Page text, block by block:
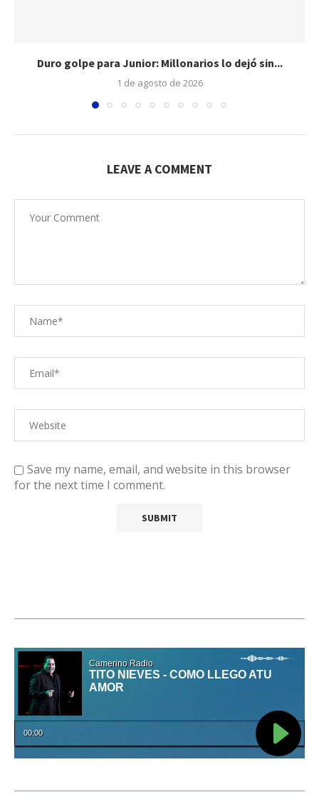
Duro golpe para Junior: Millonarios lo dejó sin...
1 de agosto de 2026
LEAVE A COMMENT
Save my name, email, and website in this browser
for the next time I comment.